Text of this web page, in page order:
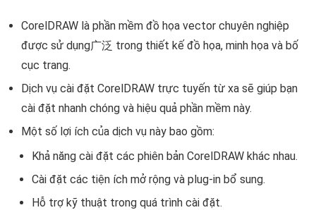
CorelDRAW là phần mềm đồ họa vector chuyên nghiệp
được sử dụng广泛 trong thiết kế đồ họa, minh họa và bố
cục trang.
Dịch vụ cài đặt CorelDRAW trực tuyến từ xa sẽ giúp bạn
cài đặt nhanh chóng và hiệu quả phần mềm này.
Một số lợi ích của dịch vụ này bao gồm:
Khả năng cài đặt các phiên bản CorelDRAW khác nhau.
Cài đặt các tiện ích mở rộng và plug-in bổ sung.
Hỗ trợ kỹ thuật trong quá trình cài đặt.